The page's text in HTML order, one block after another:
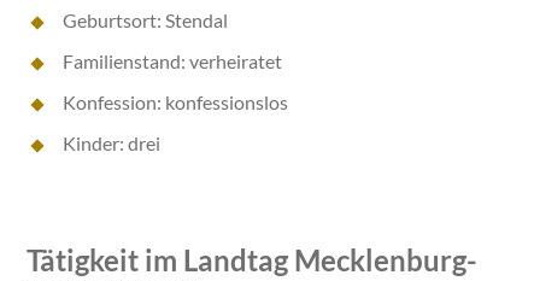
Geburtsort: Stendal
Familienstand: verheiratet
Konfession: konfessionslos
Kinder: drei
Tätigkeit im Landtag Mecklenburg-